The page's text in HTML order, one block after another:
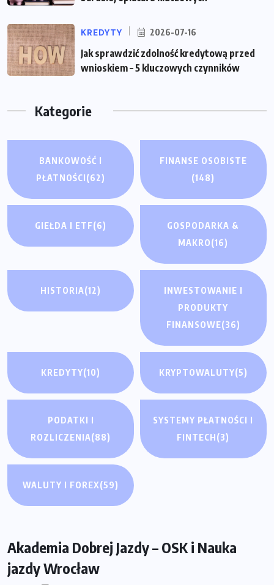
KREDYTY 2026-07-16
Jak sprawdzić zdolność kredytową przed
wnioskiem – 5 kluczowych czynników
Kategorie
BANKOWOŚĆ I
PŁATNOŚCI(62)
FINANSE OSOBISTE
(148)
GIEŁDA I ETF(6)
GOSPODARKA &
MAKRO(16)
HISTORIA(12)
INWESTOWANIE I
PRODUKTY
FINANSOWE(36)
KREDYTY(10) KRYPTOWALUTY(5)
PODATKI I
ROZLICZENIA(88)
SYSTEMY PŁATNOŚCI I
FINTECH(3)
WALUTY I FOREX(59)
Akademia Dobrej Jazdy – OSK i Nauka
jazdy Wrocław